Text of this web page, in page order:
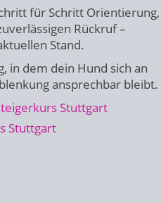
für Schritt Orientierung,
Rückruf –
Stand.
in dem dein Hund sich an
ansprechbar bleibt.
Stuttgart
Stuttgart